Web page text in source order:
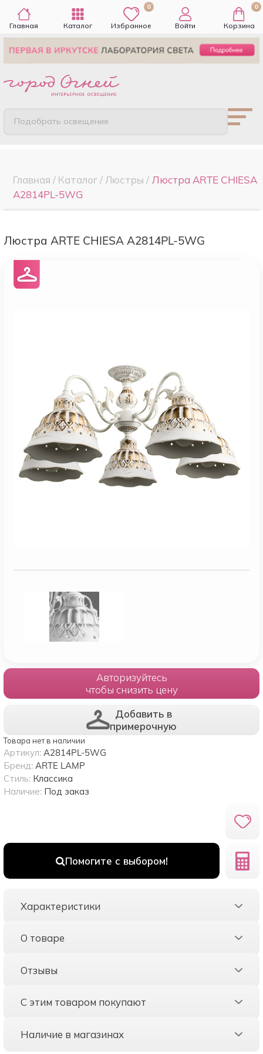
Главная Каталог
0
Избранное Войти
0
Корзина
Подобрать освещение
Главная / Каталог/ Люстры / Люстра ARTE CHIESA
A2814PL-5WG
Люстра ARTE CHIESA A2814PL-5WG
Авторизуйтесь
чтобы снизить цену
Добавить в
примерочную
Товара нет в наличии
Помогите с выбором!
Артикул: A2814PL-5WG
Бренд: ARTE LAMP
Стиль: Классика
Наличие: Под заказ
Характеристики
О товаре
Отзывы
С этим товаром покупают
Наличие в магазинах